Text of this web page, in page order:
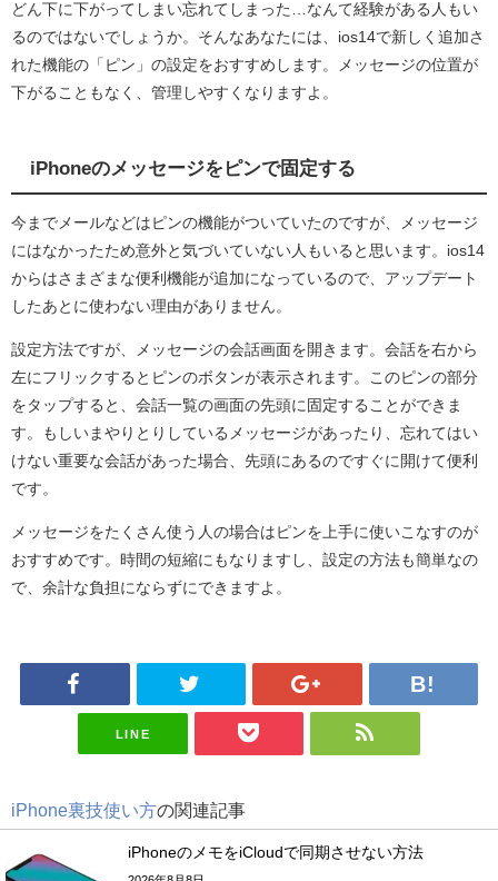
どん下に下がってしまい忘れてしまった…なんて経験がある人もい
るのではないでしょうか。そんなあなたには、ios14で新しく追加さ
れた機能の「ピン」の設定をおすすめします。メッセージの位置が
下がることもなく、管理しやすくなりますよ。
iPhoneのメッセージをピンで固定する
今までメールなどはピンの機能がついていたのですが、メッセージ
にはなかったため意外と気づいていない人もいると思います。ios14
からはさまざまな便利機能が追加になっているので、アップデート
したあとに使わない理由がありません。
設定方法ですが、メッセージの会話画面を開きます。会話を右から
左にフリックするとピンのボタンが表示されます。このピンの部分
をタップすると、会話一覧の画面の先頭に固定することができま
す。もしいまやりとりしているメッセージがあったり、忘れてはい
けない重要な会話があった場合、先頭にあるのですぐに開けて便利
です。
メッセージをたくさん使う人の場合はピンを上手に使いこなすのが
おすすめです。時間の短縮にもなりますし、設定の方法も簡単なの
で、余計な負担にならずにできますよ。
LINE
iPhone裏技使い方の関連記事
iPhoneのメモをiCloudで同期させない方法